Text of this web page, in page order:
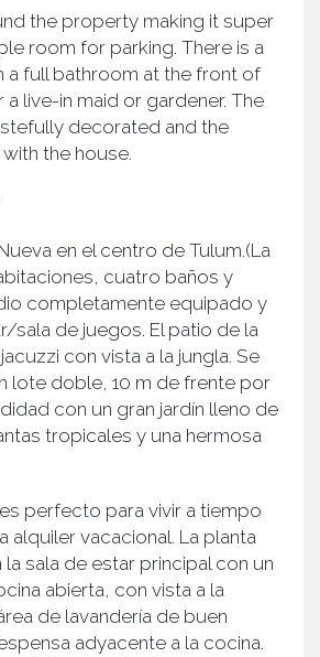
the property making it super
room for parking. There is a
a full bathroom at the front of
live-in maid or gardener. The
decorated and the
the house.
en el centro de Tulum.(La
cuatro baños y
completamente equipado y
sala de juegos. El patio de la
con vista a la jungla. Se
lote doble, 10 m de frente por
con un gran jardín lleno de
tropicales y una hermosa
perfecto para vivir a tiempo
alquiler vacacional. La planta
sala de estar principal con un
abierta, con vista a la
de lavandería de buen
adyacente a la cocina.